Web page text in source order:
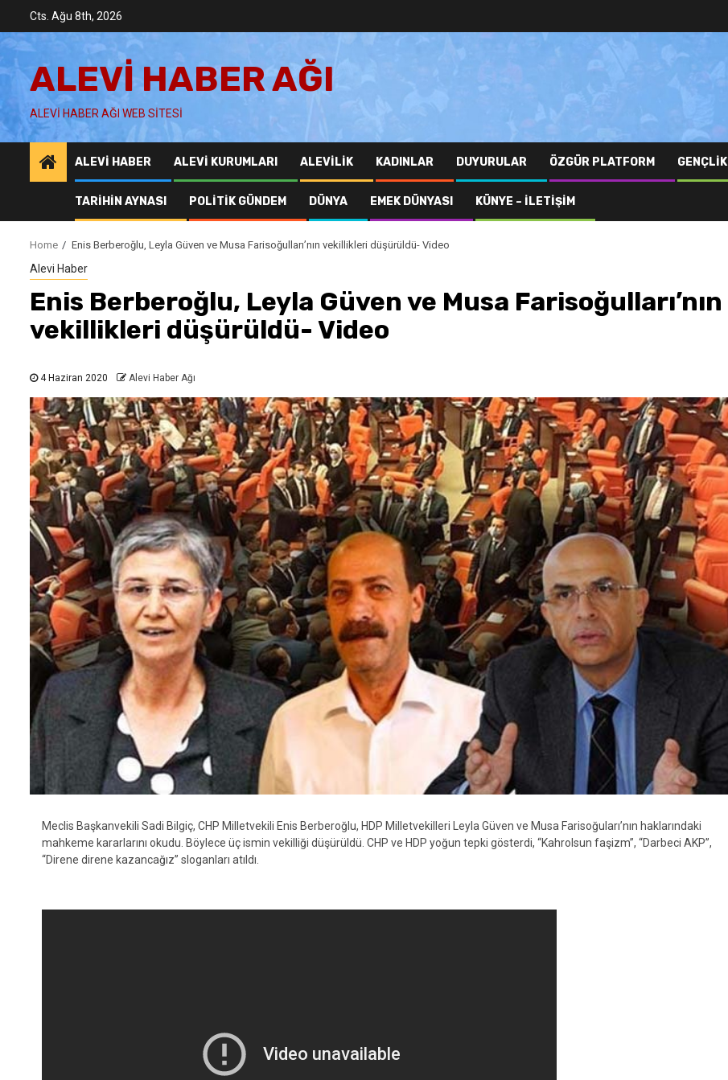
content
Cts. Ağu 8th, 2026
ALEVI HABER AĞI
ALEVI HABER AĞI WEB SITESI
ALEVI HABER ALEVI KURUMLARI ALEVILIK KADINLAR DUYURULAR ÖZGÜR PLATFORM GENÇLIK
TARIHIN AYNASI POLITIK GÜNDEM DÜNYA EMEK DÜNYASI KÜNYE – İLETIŞIM
Home Enis Berberoğlu, Leyla Güven ve Musa Farisoğulları’nın vekillikleri düşürüldü- Video
Alevi Haber
Enis Berberoğlu, Leyla Güven ve Musa Farisoğulları’nın
vekillikleri düşürüldü- Video
4 Haziran 2020 Alevi Haber Ağı
Meclis Başkanvekili Sadi Bilgiç, CHP Milletvekili Enis Berberoğlu, HDP Milletvekilleri Leyla Güven ve Musa Farisoğuları’nın haklarındaki
mahkeme kararlarını okudu. Böylece üç ismin vekilliği düşürüldü. CHP ve HDP yoğun tepki gösterdi, “Kahrolsun faşizm”, “Darbeci AKP”,
“Direne direne kazancağız” sloganları atıldı.